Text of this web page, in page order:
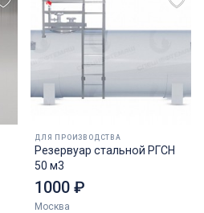
ДЛЯ ПРОИЗВОДСТВА
Резервуар стальной РГСН
50 м3
1000 ₽
Москва